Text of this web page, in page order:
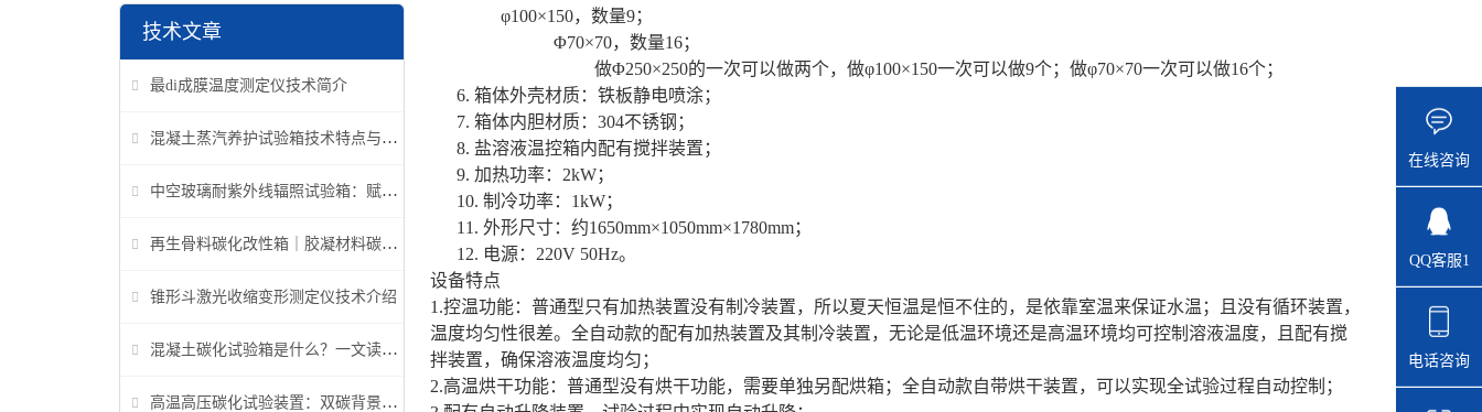
技术文章
最di成膜温度测定仪技术简介
混凝土蒸汽养护试验箱技术特点与应用解析
中空玻璃耐紫外线辐照试验箱：赋能建筑玻璃质量检测新标准
再生骨料碳化改性箱｜胶凝材料碳化机理研究专用设备
锥形斗激光收缩变形测定仪技术介绍
混凝土碳化试验箱是什么？一文读懂它的功能、原理与标准要求
高温高压碳化试验装置：双碳背景下胶凝材料研究核心装备
φ100×150，数量9；
Φ70×70，数量16；
做Φ250×250的一次可以做两个，做φ100×150一次可以做9个；做φ70×70一次可以做16个；
6. 箱体外壳材质：铁板静电喷涂；
7. 箱体内胆材质： 304不锈钢；
8. 盐溶液温控箱内配有搅拌装置；
9. 加热功率： 2kW；
10. 制冷功率： 1kW；
11. 外形尺寸：约1650mm×1050mm×1780mm；
12. 电源： 220V 50Hz。
设备特点
1.控温功能：普通型只有加热装置没有制冷装置，所以夏天恒温是恒不住的，是依靠室温来保证水温；且没有循环装置，
温度均匀性很差。全自动款的配有加热装置及其制冷装置，无论是低温环境还是高温环境均可控制溶液温度，且配有搅
拌装置，确保溶液温度均匀；
2.高温烘干功能：普通型没有烘干功能，需要单独另配烘箱；全自动款自带烘干装置，可以实现全试验过程自动控制；
在线咨询
QQ客服1
电话咨询